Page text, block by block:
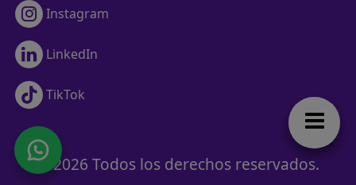
Instagram
LinkedIn
TikTok
© 2026 Todos los derechos reservados.